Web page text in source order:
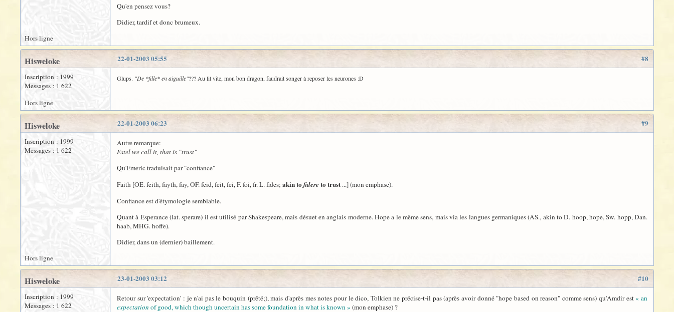
Qu'en pensez vous?
Didier, tardif et donc brumeux.
Hors ligne
#8
22-01-2003 05:55
Hisweloke
Inscription : 1999
Messages : 1 622
Glups. "De *fille* en aiguille"??? Au lit vite, mon bon dragon, faudrait songer à reposer les neurones :D
Hors ligne
#9
22-01-2003 06:23
Hisweloke
Inscription : 1999
Messages : 1 622
Autre remarque:
Estel we call it, that is "trust"
Qu'Emeric traduisait par "confiance"
Faith [OE. feith, fayth, fay, OF. feid, feit, fei, F. foi, fr. L. fides; akin tofidereto trust...] (mon emphase).
Confiance est d'étymologie semblable.
Quant à Esperance (lat. sperare) il est utilisé par Shakespeare, mais désuet en anglais moderne. Hope a le même sens, mais via les langues germaniques (AS., akin to D. hoop, hope, Sw. hopp, Dan.
haab, MHG. hoffe).
Didier, dans un (dernier) baillement.
Hors ligne
#10
23-01-2003 03:12
Hisweloke
Inscription : 1999
Messages : 1 622
Retour sur 'expectation' : je n'ai pas le bouquin (prêté;), mais d'après mes notes pour le dico, Tolkien ne précise-t-il pas (après avoir donné "hope based on reason" comme sens) qu'Amdir est « an
expectation of good, which though uncertain has some foundation in what is known » (mon emphase) ?